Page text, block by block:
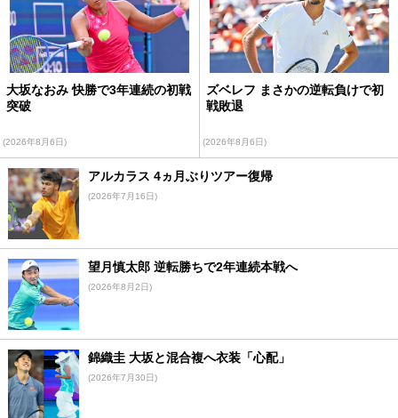
大坂なおみ 快勝で3年連続の初戦
突破
(2026年8月6日)
ズベレフ まさかの逆転負けで初
戦敗退
(2026年8月6日)
アルカラス 4ヵ月ぶりツアー復帰
(2026年7月16日)
望月慎太郎 逆転勝ちで2年連続本戦へ
(2026年8月2日)
錦織圭 大坂と混合複へ衣装「心配」
(2026年7月30日)